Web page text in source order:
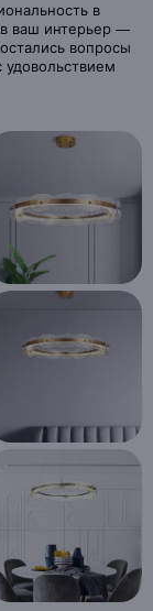
в
ваш интерьер —
вопросы